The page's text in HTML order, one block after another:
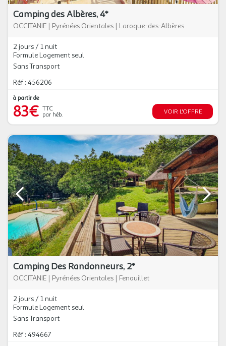
Camping des Albères, 4*
OCCITANIE | Pyrénées Orientales | Laroque-des-Albères
2 jours / 1 nuit
Formule Logement seul
Sans Transport
Réf : 456206
à partir de
83€ TTC
par héb.
VOIR L'OFFRE
Camping Des Randonneurs, 2*
OCCITANIE | Pyrénées Orientales | Fenouillet
2 jours / 1 nuit
Formule Logement seul
Sans Transport
Réf : 494667